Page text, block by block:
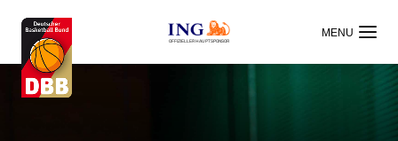
OFFIZIELLER HAUPTSPONSOR